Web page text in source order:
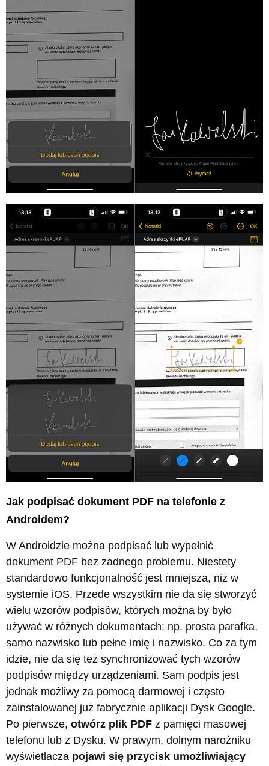
Jak podpisać dokument PDF na telefonie z
Androidem?
W Androidzie można podpisać lub wypełnić
dokument PDF bez żadnego problemu. Niestety
standardowo funkcjonalność jest mniejsza, niż w
systemie iOS. Przede wszystkim nie da się stworzyć
wielu wzorów podpisów, których można by było
używać w różnych dokumentach: np. prosta parafka,
samo nazwisko lub pełne imię i nazwisko. Co za tym
idzie, nie da się też synchronizować tych wzorów
podpisów między urządzeniami. Sam podpis jest
jednak możliwy za pomocą darmowej i często
zainstalowanej już fabrycznie aplikacji Dysk Google.
Po pierwsze, otwórz plik PDF z pamięci masowej
telefonu lub z Dysku. W prawym, dolnym narożniku
wyświetlacza pojawi się przycisk umożliwiający